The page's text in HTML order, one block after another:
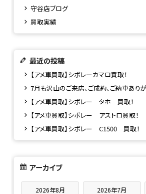
守谷店ブログ
買取実績
最近の投稿
【アメ車買取】シボレーカマロ買取！
7月も沢山のご来店、ご成約、ご納車あり
【アメ車買取】シボレー タホ 買取！
【アメ車買取】シボレー アストロ買取！
【アメ車買取】シボレー C1500 買取！
アーカイブ
2026年8月 2026年7月